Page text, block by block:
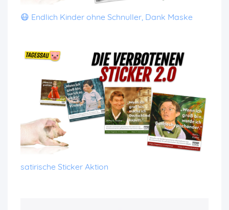
😷 Endlich Kinder ohne Schnuller, Dank Maske
satirische Sticker Aktion